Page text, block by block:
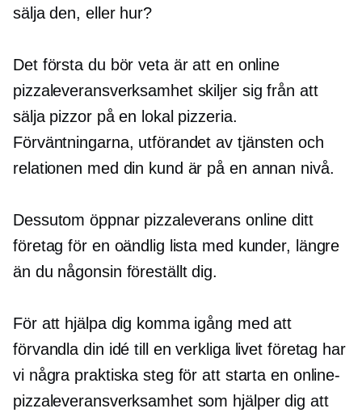
sälja den, eller hur?
Det första du bör veta är att en online
pizzaleveransverksamhet skiljer sig från att
sälja pizzor på en lokal pizzeria.
Förväntningarna, utförandet av tjänsten och
relationen med din kund är på en annan nivå.
Dessutom öppnar pizzaleverans online ditt
företag för en oändlig lista med kunder, längre
än du någonsin föreställt dig.
För att hjälpa dig komma igång med att
förvandla din idé till enverkliga livet företag har
vi några praktiska steg för att starta en online-
pizzaleveransverksamhet som hjälper dig att